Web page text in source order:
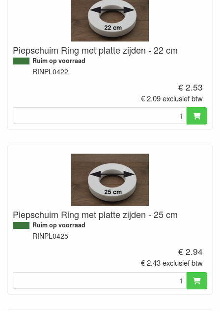
Piepschuim Ring met platte zijden - 22 cm
Ruim op voorraad
RINPL0422
€ 2.53
€ 2.09 exclusief btw
Piepschuim Ring met platte zijden - 25 cm
Ruim op voorraad
RINPL0425
€ 2.94
€ 2.43 exclusief btw